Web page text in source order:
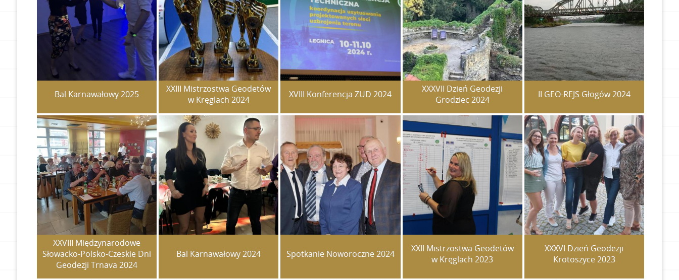
Bal Karnawałowy 2025
XXIII Mistrzostwa Geodetów
w Kręglach 2024
XVIII Konferencja ZUD 2024
XXXVII Dzień Geodezji
Grodziec 2024
II GEO-REJS Głogów 2024
XXVIII Międzynarodowe
Słowacko-Polsko-Czeskie Dni
Geodezji Trnava 2024
Bal Karnawałowy 2024 Spotkanie Noworoczne 2024
XXII Mistrzostwa Geodetów
w Kręglach 2023
XXXVI Dzień Geodezji
Krotoszyce 2023